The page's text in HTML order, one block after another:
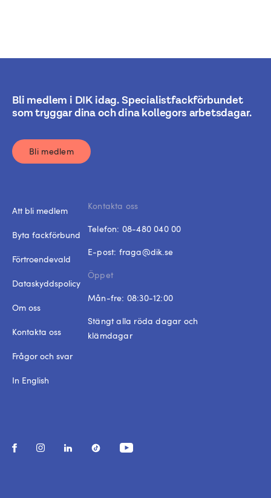
Bli medlem i DIK idag. Specialistfackförbundet
som tryggar dina och dina kollegors arbetsdagar.
Bli medlem
Att bli medlem
Byta fackförbund
Förtroendevald
Dataskyddspolicy
Om oss
Kontakta oss
Frågor och svar
In English
Kontakta oss
Telefon: 08-480 040 00
E-post: fraga@dik.se
Öppet
Mån-fre: 08:30-12:00
Stängt alla röda dagar och
klämdagar